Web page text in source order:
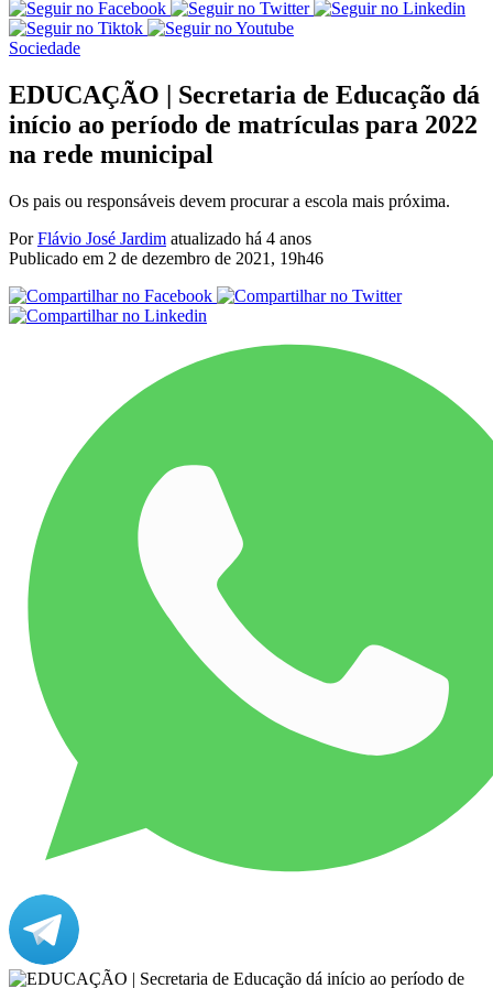
Sociedade
EDUCAÇÃO | Secretaria de Educação dá
início ao período de matrículas para 2022
na rede municipal
Os pais ou responsáveis devem procurar a escola mais próxima.
PorFlávio José Jardim atualizado há 4 anos
Publicado em 2 de dezembro de 2021, 19h46